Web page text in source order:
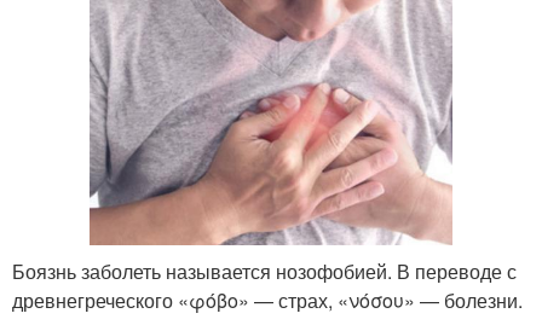
Боязнь заболеть называется нозофобией. В переводе с
древнегреческого «φόβο» — страх, «νόσου» — болезни.